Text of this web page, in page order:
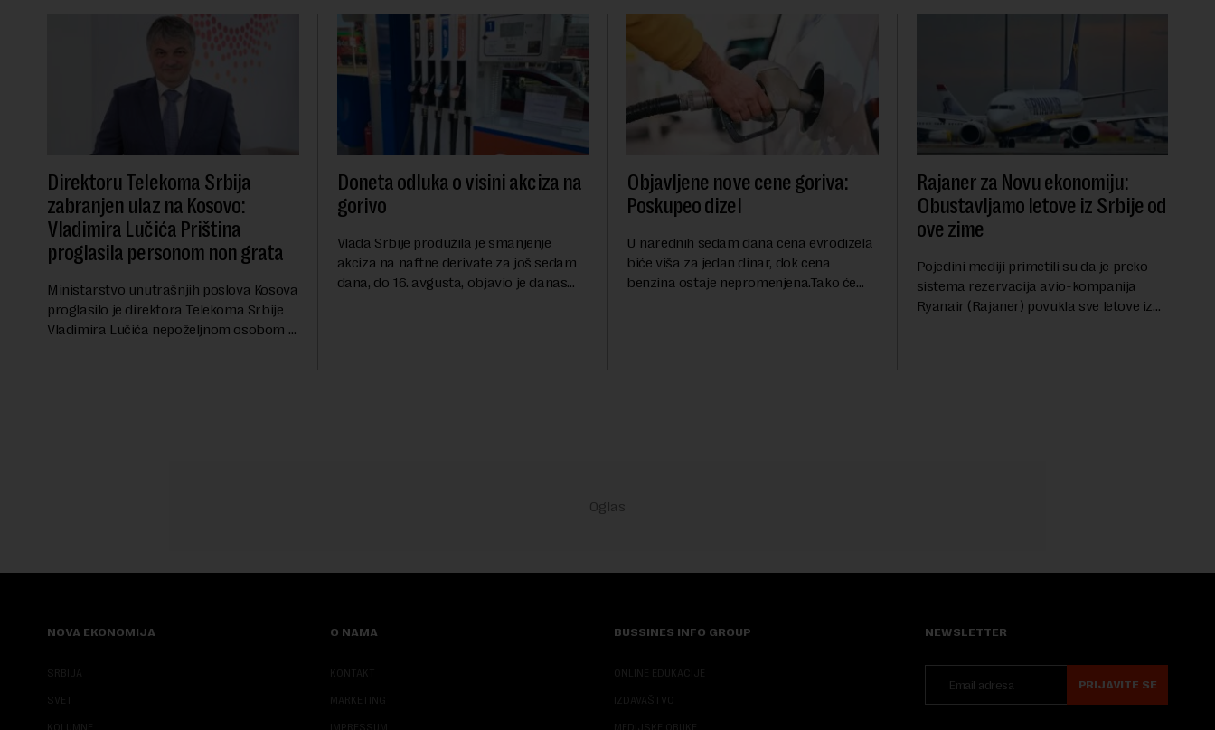
Direktoru Telekoma Srbija
zabranjen ulaz na Kosovo:
Vladimira Lučića Priština
proglasila personom non grata
Ministarstvo unutrašnjih poslova Kosova
proglasilo je direktora Telekoma Srbije
Vladimira Lučića nepoželjnom osobom i
Doneta odluka o visini akciza na
gorivo
Vlada Srbije produžila je smanjenje
akciza na naftne derivate za još sedam
dana, do 16. avgusta, objavio je danas
Objavljene nove cene goriva:
Poskupeo dizel
U narednih sedam dana cena evrodizela
biće viša za jedan dinar, dok cena
benzina ostaje nepromenjena.Tako će
Rajaner za Novu ekonomiju:
Obustavljamo letove iz Srbije od
ove zime
Pojedini mediji primetili su da je preko
sistema rezervacija avio-kompanija
Ryanair (Rajaner) povukla sve letove iz
NOVA EKONOMIJA
SRBIJA
SVET
KOLUMNE
O NAMA
KONTAKT
MARKETING
IMPRESSUM
BUSSINES INFO GROUP
ONLINE EDUKACIJE
IZDAVAŠTVO
MEDIJSKE OBUKE
NEWSLETTER
PRIJAVITE SE